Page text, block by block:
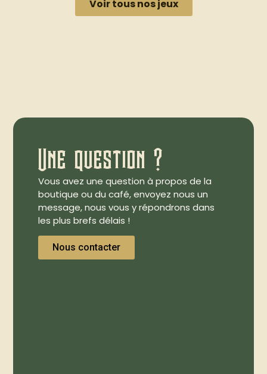
Voir tous nos jeux
Une question ?
Vous avez une question à propos de la
boutique ou du café, envoyez nous un
message, nous vous y répondrons dans
les plus brefs délais !
Nous contacter